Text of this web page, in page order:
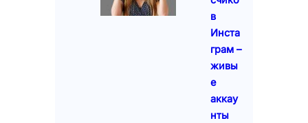
в
Инста
грам –
живы
е
аккау
нты